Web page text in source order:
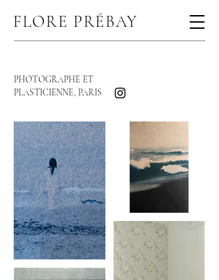
FLORE PRÉBAY
PHOTOGRAPHE ET
PLASTICIENNE, PARIS